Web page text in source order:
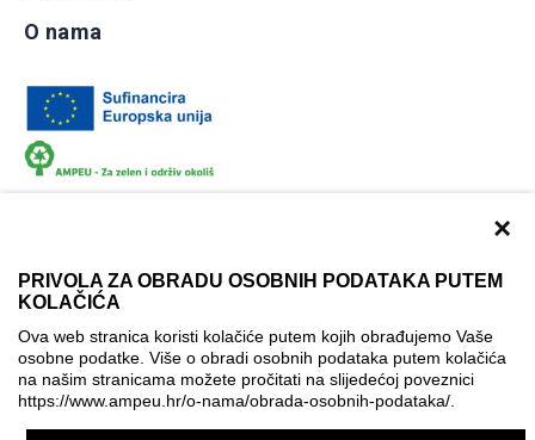
×
PRIVOLA ZA OBRADU OSOBNIH PODATAKA PUTEM
KOLAČIĆA
Ova web stranica koristi kolačiće putem kojih obrađujemo Vaše
osobne podatke. Više o obradi osobnih podataka putem kolačića
na našim stranicama možete pročitati na slijedećoj poveznici
https://www.ampeu.hr/o-nama/obrada-osobnih-podataka/
O nama
Izjava o pristupačnosti
Politika korištenja kolačića
Postavke kolačića